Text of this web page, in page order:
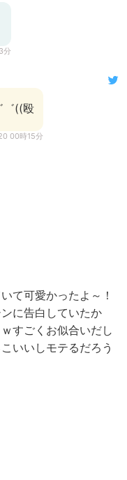
分
゛((殴
00時15分
て可愛かったよ～！
に告白していたか
すごくお似合いだし
いいしモテるだろう